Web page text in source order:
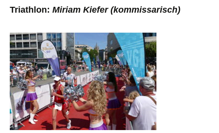
Triathlon: Miriam Kiefer (kommissarisch)